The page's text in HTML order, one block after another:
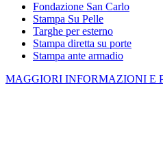
Fondazione San Carlo
Stampa Su Pelle
Targhe per esterno
Stampa diretta su porte
Stampa ante armadio
MAGGIORI INFORMAZIONI E